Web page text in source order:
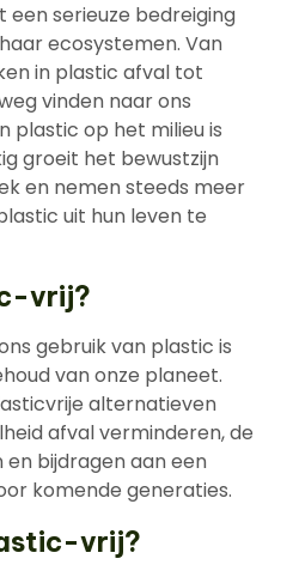
een serieuze bedreiging
ecosystemen. Van
in plastic afval tot
vinden naar ons
plastic op het milieu is
groeit het bewustzijn
en nemen steeds meer
uit hun leven te
vrij?
gebruik van plastic is
van onze planeet.
alternatieven
afval verminderen, de
bijdragen aan een
komende generaties.
vrij?